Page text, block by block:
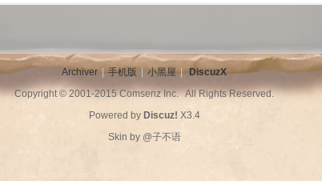
Archiver | 手机版 | 小黑屋 | DiscuzX
Copyright © 2001-2015Comsenz Inc.All Rights Reserved.
Powered by Discuz! X3.4
Skin by @子不语